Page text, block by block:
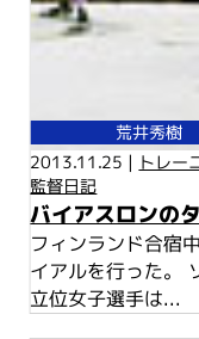
荒井秀樹
2013.11.25 | トレー
監督日記
バイアスロンの
フィンランド合宿
イアルを行った。
立位女子選手は...